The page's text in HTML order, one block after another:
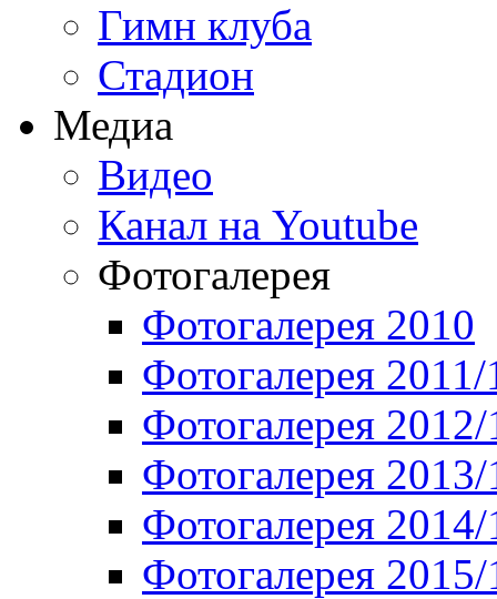
Гимн клуба
Стадион
Медиа
Видео
Канал на Youtube
Фотогалерея
Фотогалерея 2010
Фотогалерея 2011/
Фотогалерея
Фотогалерея
Фотогалерея
Фотогалерея